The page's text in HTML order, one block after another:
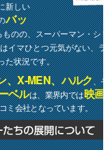
新しい
バッ
ものの、スーパーマン・シ
イマひとつ元気がない、ラ
た状況です。
、X-MEN、ハルク、
ベルは、業界内では映画
ミ会社となっています。